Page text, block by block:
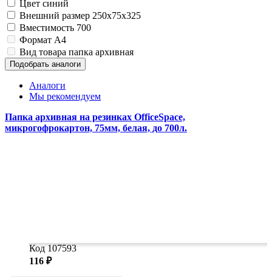
Цвет синий
Внешний размер 250x75x325
Вместимость 700
Формат A4
Вид товара папка архивная
Подобрать аналоги
Аналоги
Мы рекомендуем
Папка архивная на резинках OfficeSpace,
микрогофрокартон, 75мм, белая, до 700л.
Код 107593
116 ₽